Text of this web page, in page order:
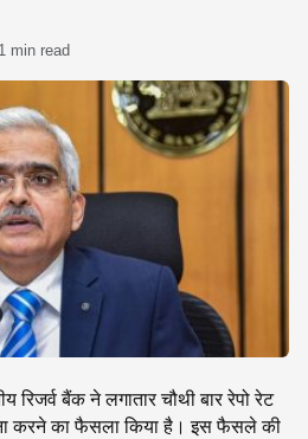
1 min read
रिजर्व बैंक ने लगातार चौथी बार रेपो रेट
ना करने का फैसला किया है। इस फैसले की